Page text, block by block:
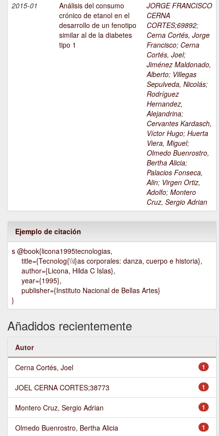
2015-01
Análisis del consumo
crónico de etanol en el
desarrollo de un fenotipo
similar al de la diabetes
tipo 1
JORGE FRANCISCO
CERNA
CORTES;69892;
Cerna Cortés, Jorge
Francisco; Cerna
Cortés, Joel;
Jiménez Maldonado,
Alberto; Villegas
Sepulveda, Nicolás;
Rodríguez
Hernandez,
Alejandrina;
Cervantes Kardasch,
Víctor Hugo; Huerta
Viera, Miguel;
Olmedo Buenrostro,
Bertha Alicia;
Palacios Fonseca,
Alin; Virgen Ortiz,
Adolfo; Montero
Cruz, Sergio Adrian
Ejemplo de citación
s @book{licona1995tecnologias,
title={Tecnolog{\\i}as corporales: danza, cuerpo e historia},
author={Licona, Hilda C Islas},
year={1995},
publisher={Instituto Nacional de Bellas Artes}
}
Añadidos recientemente
Autor
1
Cerna Cortés, Joel
1
JOEL CERNA CORTES;38773
1
Montero Cruz, Sergio Adrian
1
Olmedo Buenrostro, Bertha Alicia